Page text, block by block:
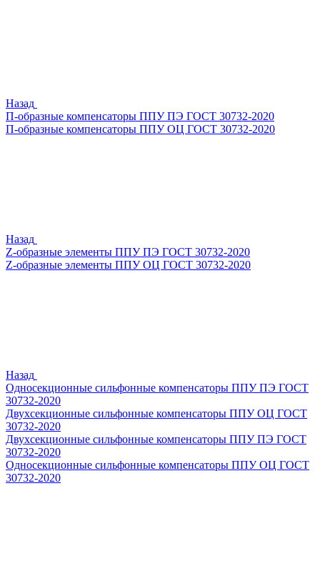
Назад
П-образные компенсаторы ППУ ПЭ ГОСТ 30732-2020
П-образные компенсаторы ППУ ОЦ ГОСТ 30732-2020
Назад
Z-образные элементы ППУ ПЭ ГОСТ 30732-2020
Z-образные элементы ППУ ОЦ ГОСТ 30732-2020
Назад
Односекционные сильфонные компенсаторы ППУ ПЭ ГОСТ
30732-2020
Двухсекционные сильфонные компенсаторы ППУ ОЦ ГОСТ
30732-2020
Двухсекционные сильфонные компенсаторы ППУ ПЭ ГОСТ
30732-2020
Односекционные сильфонные компенсаторы ППУ ОЦ ГОСТ
30732-2020